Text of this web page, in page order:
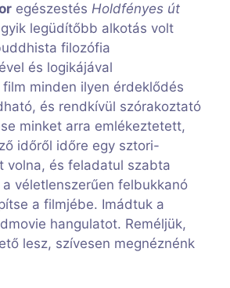
egészestés Holdfényes út
legüdítőbb alkotás volt
filozófia
és logikájával
minden ilyen érdeklődés
és rendkívül szórakoztató
minket arra emlékeztetett,
időről időre egy sztori-
volna, és feladatul szabta
véletlenszerűen felbukkanó
a filmjébe. Imádtuk a
hangulatot. Reméljük,
lesz, szívesen megnéznénk